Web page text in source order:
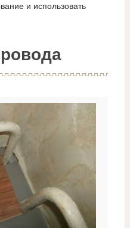
и использовать